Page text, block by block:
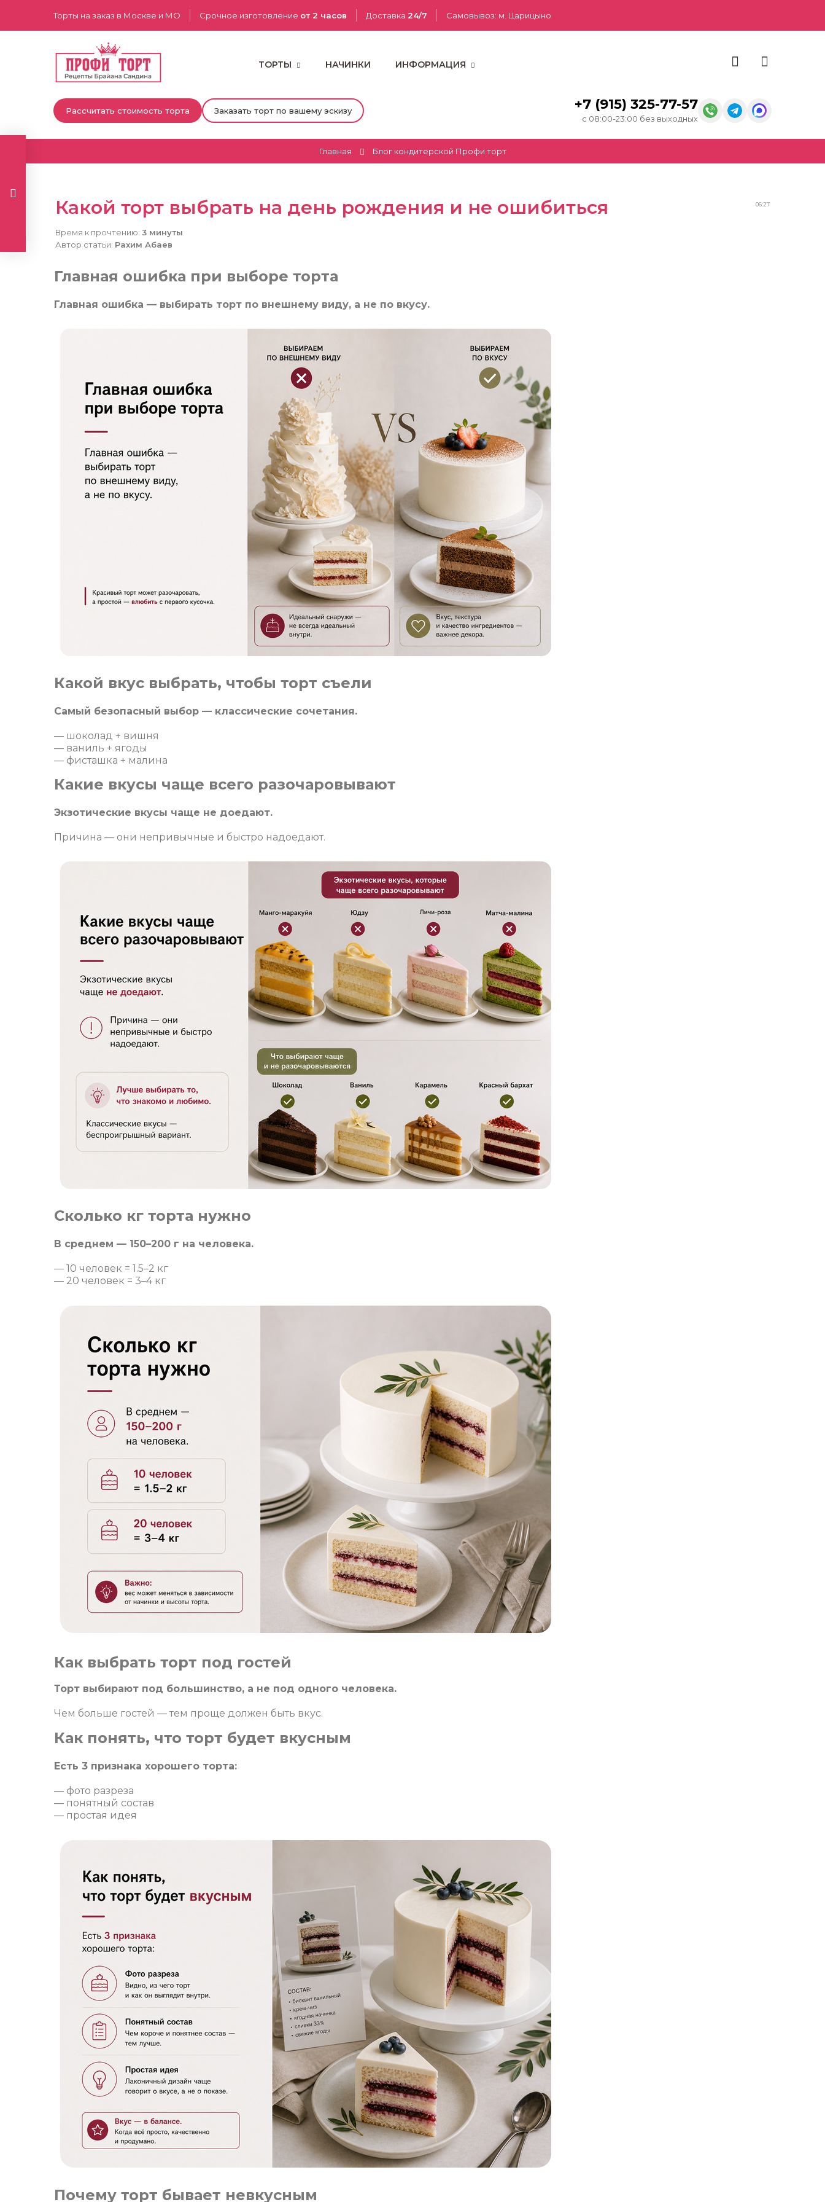
Торты на заказ в Москве и МО Срочное изготовление от 2 часов Доставка 24/7 Самовывоз: м. Царицыно
ТОРТЫ НАЧИНКИ ИНФОРМАЦИЯ
Рассчитать стоимость торта Заказать торт по вашему эскизу +7 (915) 325-77-57
с 08:00-23:00 без выходных
Главная Блог кондитерской Профи торт
06:27
Какой торт выбрать на день рождения и не ошибиться
Время к прочтению: 3 минуты
Автор статьи: Рахим Абаев
Главная ошибка при выборе торта
Главная ошибка — выбирать торт по внешнему виду, а не по вкусу.
Какой вкус выбрать, чтобы торт съели
Самый безопасный выбор — классические сочетания.
— шоколад + вишня
— ваниль + ягоды
— фисташка + малина
Какие вкусы чаще всего разочаровывают
Экзотические вкусы чаще не доедают.
Причина — они непривычные и быстро надоедают.
Сколько кг торта нужно
В среднем — 150–200 г на человека.
— 10 человек = 1.5–2 кг
— 20 человек = 3–4 кг
Как выбрать торт под гостей
Торт выбирают под большинство, а не под одного человека.
Чем больше гостей — тем проще должен быть вкус.
Как понять, что торт будет вкусным
Есть 3 признака хорошего торта:
— фото разреза
— понятный состав
— простая идея
Почему торт бывает невкусным